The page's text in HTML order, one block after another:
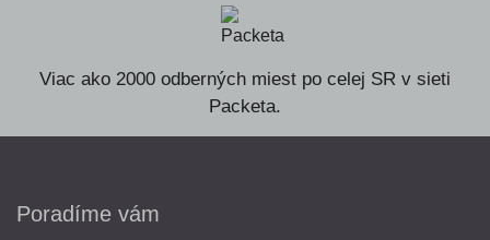
Viac ako 2000 odberných miest po celej SR v sieti
Packeta.
Poradíme vám